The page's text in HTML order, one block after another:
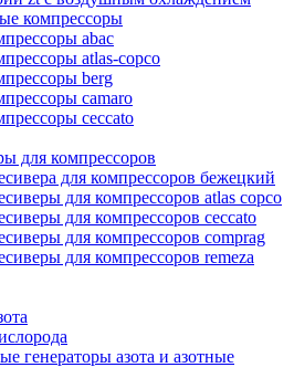
компрессоры
abac
atlas-copco
berg
camaro
ceccato
для компрессоров
для компрессоров бежецкий
для компрессоров atlas copco
для компрессоров ceccato
для компрессоров comprag
для компрессоров remeza
генераторы азота и азотные